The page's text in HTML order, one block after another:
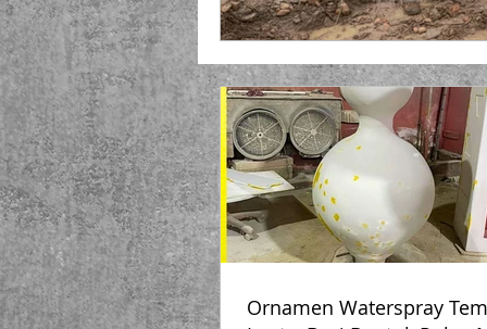
Ornamen Waterspray